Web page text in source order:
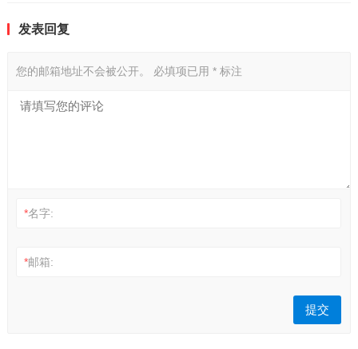
发表回复
您的邮箱地址不会被公开。 必填项已用 *标注
*名字:
*邮箱: